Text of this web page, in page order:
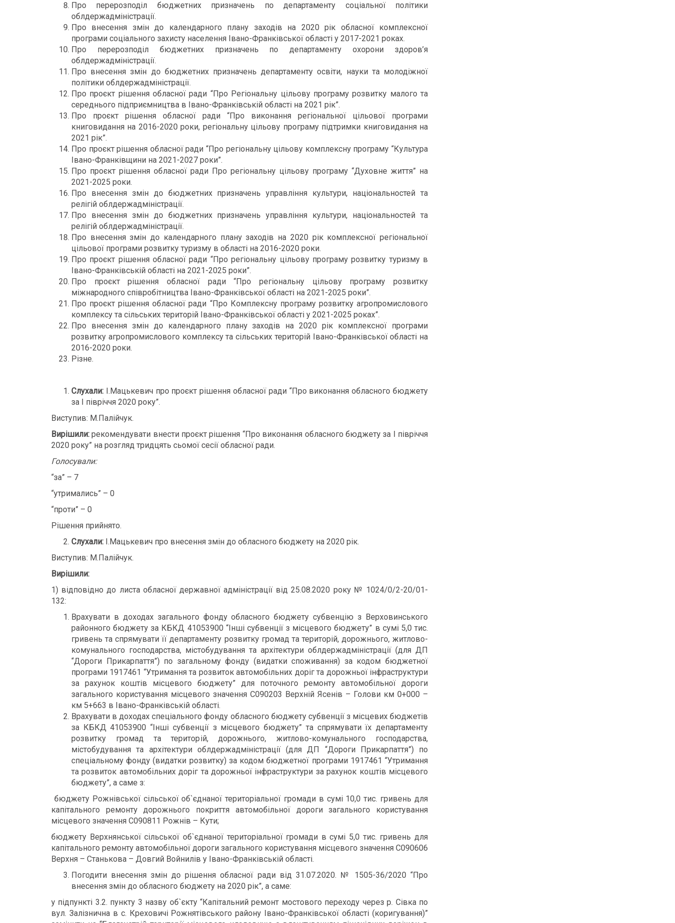
Про перерозподіл бюджетних призначень по департаменту соціальної політики
облдержадміністрації.
Про внесення змін до календарного плану заходів на 2020 рік обласної комплексної
програми соціального захисту населення Івано-Франківської області у 2017-2021 роках.
Про перерозподіл бюджетних призначень по департаменту охорони здоров’я
облдержадміністрації.
Про внесення змін до бюджетних призначень департаменту освіти, науки та молодіжної
політики облдержадміністрації.
Про проєкт рішення обласної ради “Про Регіональну цільову програму розвитку малого та
середнього підприємництва в Івано-Франківській області на 2021 рік”.
Про проєкт рішення обласної ради “Про виконання регіональної цільової програми
книговидання на 2016-2020 роки, регіональну цільову програму підтримки книговидання на
2021 рік”.
Про проєкт рішення обласної ради “Про регіональну цільову комплексну програму “Культура
Івано-Франківщини на 2021-2027 роки”.
Про проєкт рішення обласної ради Про регіональну цільову програму “Духовне життя” на
2021-2025 роки.
Про внесення змін до бюджетних призначень управління культури, національностей та
релігій облдержадміністрації.
Про внесення змін до бюджетних призначень управління культури, національностей та
релігій облдержадміністрації.
Про внесення змін до календарного плану заходів на 2020 рік комплексної регіональної
цільової програми розвитку туризму в області на 2016-2020 роки.
Про проєкт рішення обласної ради “Про регіональну цільову програму розвитку туризму в
Івано-Франківській області на 2021-2025 роки”.
Про проєкт рішення обласної ради “Про регіональну цільову програму розвитку
міжнародного співробітництва Івано-Франківської області на 2021-2025 роки”.
Про проєкт рішення обласної ради “Про Комплексну програму розвитку агропромислового
комплексу та сільських територій Івано-Франківської області у 2021-2025 роках”.
Про внесення змін до календарного плану заходів на 2020 рік комплексної програми
розвитку агропромислового комплексу та сільських територій Івано-Франківської області на
2016-2020 роки.
Різне.
Слухали: І.Мацькевич про проєкт рішення обласної ради “Про виконання обласного бюджету
за І півріччя 2020 року”.
Виступив: М.Палійчук.
Вирішили: рекомендувати внести проєкт рішення “Про виконання обласного бюджету за І півріччя
2020 року” на розгляд тридцять сьомої сесії обласної ради.
Голосували:
“за” – 7
“утримались” – 0
“проти” – 0
Рішення прийнято.
Слухали: І.Мацькевич про внесення змін до обласного бюджету на 2020 рік.
Виступив: М.Палійчук.
Вирішили:
1) відповідно до листа обласної державної адміністрації від 25.08.2020 року № 1024/0/2-20/01-
132:
Врахувати в доходах загального фонду обласного бюджету субвенцію з Верховинського
районного бюджету за КБКД 41053900 “Інші субвенції з місцевого бюджету” в сумі 5,0 тис.
гривень та спрямувати її департаменту розвитку громад та територій, дорожнього, житлово-
комунального господарства, містобудування та архітектури облдержадміністрації (для ДП
“Дороги Прикарпаття”) по загальному фонду (видатки споживання) за кодом бюджетної
програми 1917461 “Утримання та розвиток автомобільних доріг та дорожньої інфраструктури
за рахунок коштів місцевого бюджету” для поточного ремонту автомобільної дороги
загального користування місцевого значення С090203 Верхній Ясенів – Голови км 0+000 –
км 5+663 в Івано-Франківській області.
Врахувати в доходах спеціального фонду обласного бюджету субвенції з місцевих бюджетів
за КБКД 41053900 “Інші субвенції з місцевого бюджету” та спрямувати їх департаменту
розвитку громад та територій, дорожнього, житлово-комунального господарства,
містобудування та архітектури облдержадміністрації (для ДП “Дороги Прикарпаття”) по
спеціальному фонду (видатки розвитку) за кодом бюджетної програми 1917461 “Утримання
та розвиток автомобільних доріг та дорожньої інфраструктури за рахунок коштів місцевого
бюджету”, а саме з:
бюджету Рожнівської сільської об`єднаної територіальної громади в сумі 10,0 тис. гривень для
капітального ремонту дорожнього покриття автомобільної дороги загального користування
місцевого значення С090811 Рожнів – Кути;
бюджету Верхнянської сільської об`єднаної територіальної громади в сумі 5,0 тис. гривень для
капітального ремонту автомобільної дороги загального користування місцевого значення С090606
Верхня – Станькова – Довгий Войнилів у Івано-Франківській області.
Погодити внесення змін до рішення обласної ради від 31.07.2020. № 1505-36/2020 “Про
внесення змін до обласного бюджету на 2020 рік”, а саме:
у підпункті 3.2. пункту 3 назву об`єкту “Капітальний ремонт мостового переходу через р. Сівка по
вул. Залізнична в с. Креховичі Рожнятівського району Івано-Франківської області (коригування)”